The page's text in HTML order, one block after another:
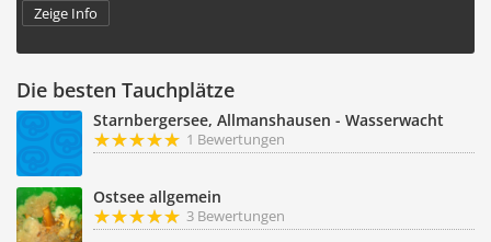
Zeige Info
Die besten Tauchplätze
Starnbergersee, Allmanshausen - Wasserwacht
1 Bewertungen
Ostsee allgemein
3 Bewertungen